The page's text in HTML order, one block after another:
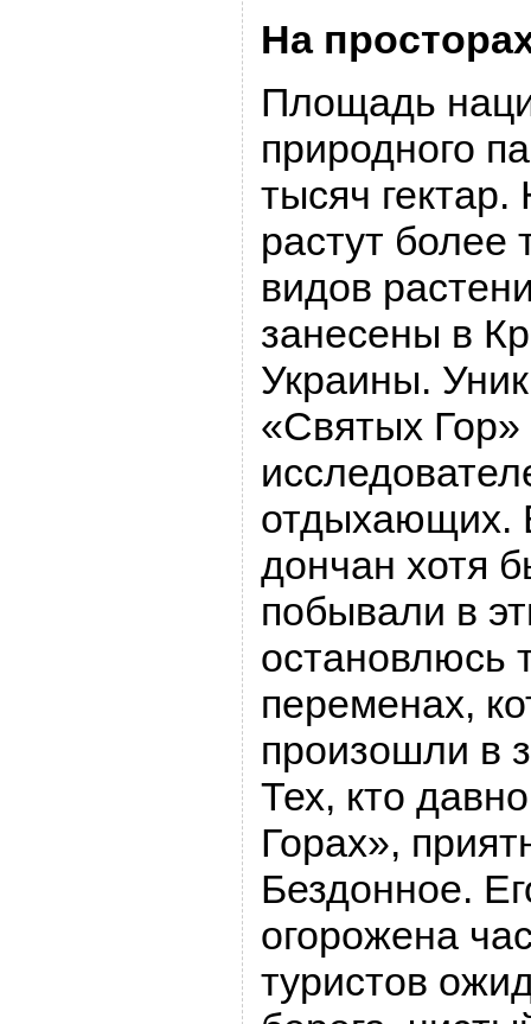
На
Площадь
природного
тысяч
растут более
видов
занесены в
Украины.
«Святых Гор»
отдыхающих.
дончан хотя
побывали в
остановлюсь
переменах,
произошли в
Тех, кто
Горах»,
Бездонное.
огорожена
туристов